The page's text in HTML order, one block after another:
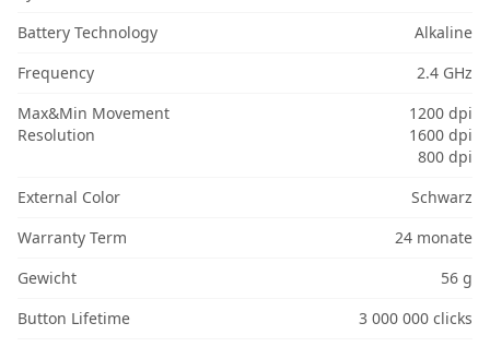
Battery Technology
Alkaline
Frequency
2.4 GHz
Max&Min Movement
Resolution
1200 dpi
1600 dpi
800 dpi
External Color
Schwarz
Warranty Term
24 monate
Gewicht
56 g
Button Lifetime
3 000 000 clicks